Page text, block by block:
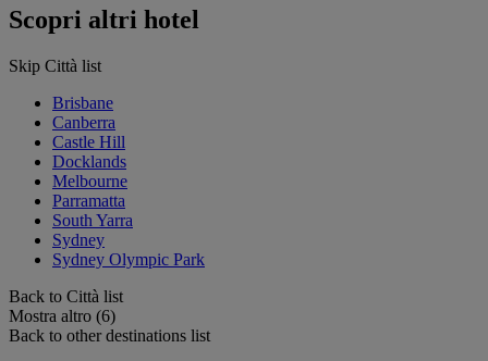
Scopri altri hotel
Skip Città list
Brisbane
Canberra
Castle Hill
Docklands
Melbourne
Parramatta
South Yarra
Sydney
Sydney Olympic Park
Back to Città list
Mostra altro (6)
Back to other destinations list